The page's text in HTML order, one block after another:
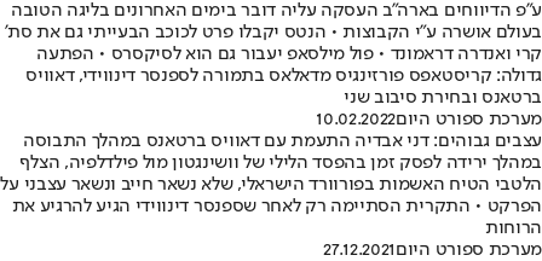
ע"פ הדיווחים בארה"ב העסקה עליה דובר בימים האחרונים בליגה הטובה
בעולם אושרה ע"י הקבוצות • הנטס יקבלו פרט לכוכב הבעייתי גם את סת'
קרי ואנדרה דראמונד • פול מילסאפ יעבור גם הוא לסיקסרס • הפתעה
גדולה: קריסטאפס פורזינגיס מדאלאס בתמורה לספנסר דינווידי, דאוויס
ברטאנס ובחירת סיבוב שני
מערכת ספורט היום10.02.2022
עצבים גבוהים: דני אבדיה התעמת עם דאוויס ברטאנס במהלך התבוסה
במהלך ירידה לפסק זמן בהפסד הלילי של וושינגטון מול פילדלפיה, הצלף
הלטבי הטיח האשמות בפורוורד הישראלי, שלא נשאר חייב ונשאר עצבני על
הפרקט • התקרית הסתיימה רק לאחר שספנסר דינווידי הגיע להרגיע את
הרוחות
מערכת ספורט היום27.12.2021